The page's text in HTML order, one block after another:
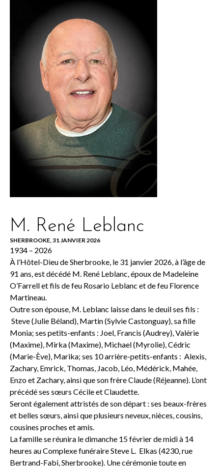
M. René Leblanc
SHERBROOKE, 31 JANVIER 2026
1934 – 2026
À l’Hôtel-Dieu de Sherbrooke, le 31 janvier 2026, à l’âge de
91 ans, est décédé M. René Leblanc, époux de Madeleine
O’Farrell et fils de feu Rosario Leblanc et de feu Florence
Martineau.
Outre son épouse, M. Leblanc laisse dans le deuil ses fils :
Steve (Julie Béland), Martin (Sylvie Castonguay), sa fille
Monia; ses petits-enfants : Joel, Francis (Audrey), Valérie
(Maxime), Mirka (Maxime), Michael (Myrolie), Cédric
(Marie-Ève), Marika; ses 10 arrière-petits-enfants : Alexis,
Zachary, Emrick, Thomas, Jacob, Léo, Médérick, Mahée,
Enzo et Zachary, ainsi que son frère Claude (Réjeanne). L’ont
précédé ses sœurs Cécile et Claudette.
Seront également attristés de son départ : ses beaux-frères
et belles sœurs, ainsi que plusieurs neveux, nièces, cousins,
cousines proches et amis.
La famille se réunira le dimanche 15 février de midi à 14
heures au Complexe funéraire Steve L. Elkas (4230, rue
Bertrand-Fabi, Sherbrooke). Une cérémonie toute en